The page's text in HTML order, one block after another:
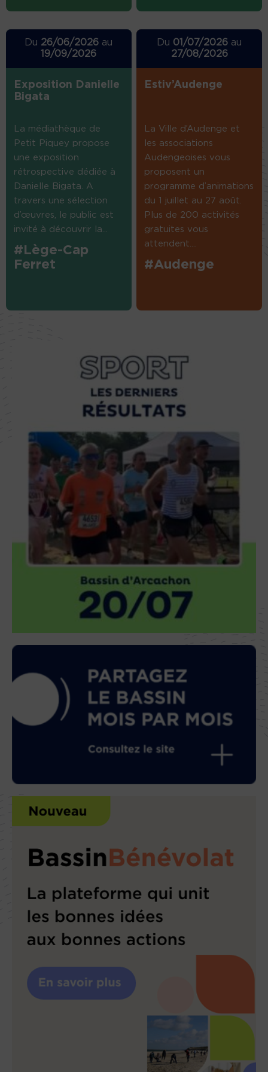
Du 26/06/2026 au
19/09/2026
Exposition Danielle
Bigata
La médiathèque de
Petit Piquey propose
une exposition
rétrospective dédiée à
Danielle Bigata. A
travers une sélection
d’œuvres, le public est
invité à découvrir la...
#Lège-Cap
Ferret
Du 01/07/2026 au
27/08/2026
Estiv’Audenge
La Ville d’Audenge et
les associations
Audengeoises vous
proposent un
programme d’animations
du 1 juillet au 27 août.
Plus de 200 activités
gratuites vous
attendent....
#Audenge